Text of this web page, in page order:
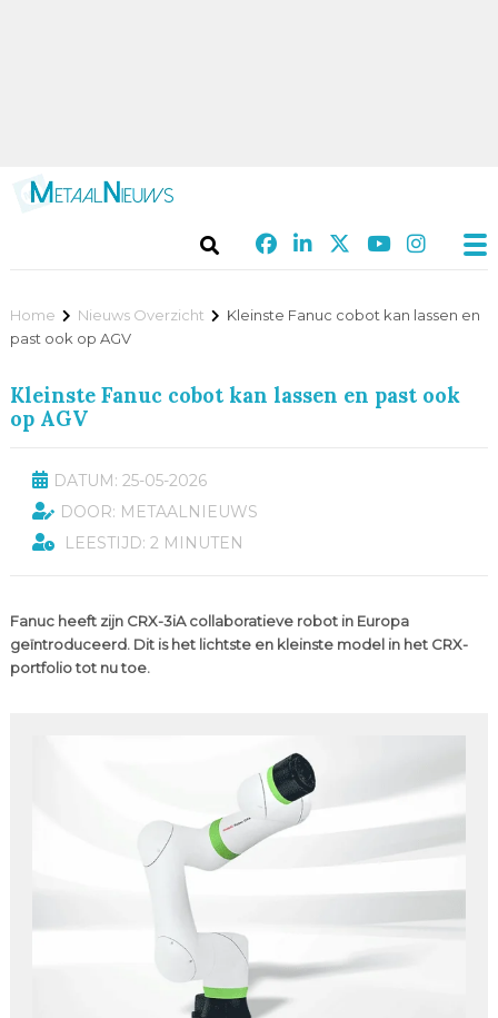
Home Nieuws Overzicht
Kleinste Fanuc cobot kan lassen en
past ook op AGV
Kleinste Fanuc cobot kan lassen en past ook
op AGV
DATUM: 25-05-2026
DOOR: METAALNIEUWS
LEESTIJD: 2 MINUTEN
Fanuc heeft zijn CRX-3iA collaboratieve robot in Europa
geïntroduceerd. Dit is het lichtste en kleinste model in het CRX-
portfolio tot nu toe.